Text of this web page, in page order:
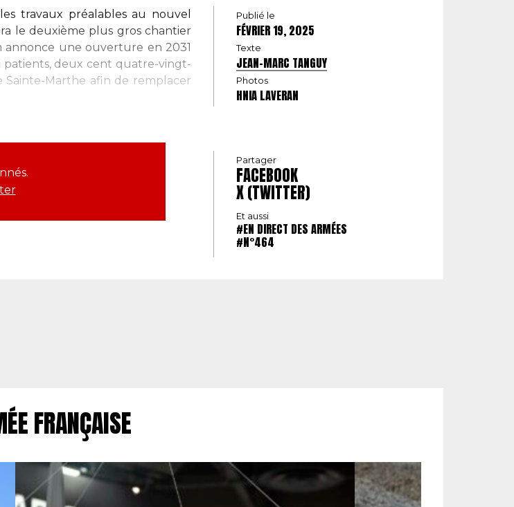
travaux préalables au nouvel
le deuxième plus gros chantier
annonce une ouverture en 2031
deux cent quatre-vingt-
Sainte-Marthe afin de remplacer
Publié le
FÉVRIER 19, 2025
Texte
JEAN-MARC TANGUY
Photos
HNIA LAVERAN
Partager
FACEBOOK
X (TWITTER)
Et aussi
#EN DIRECT DES ARMÉES
#N°464
FRANÇAISE